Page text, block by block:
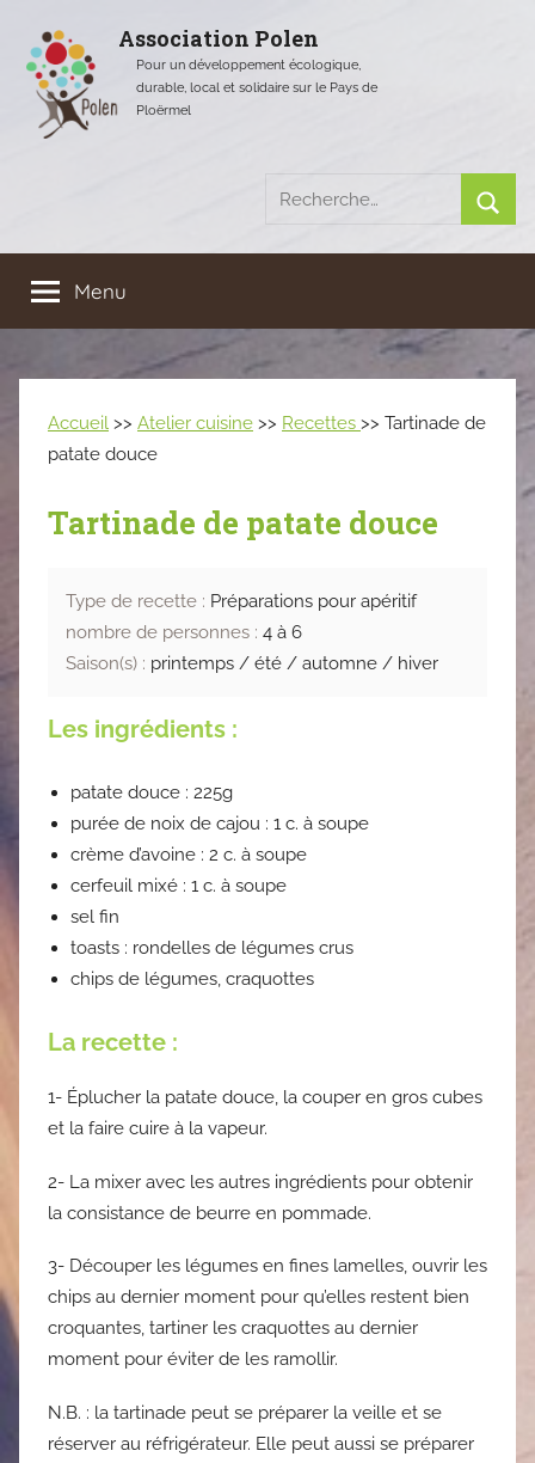
contenu
Association Polen
Pour un développement écologique,
durable, local et solidaire sur le Pays de
Ploërmel
Recherche
:
Menu
Accueil >> Atelier cuisine >> Recettes >> Tartinade de
patate douce
Tartinade de patate douce
Type de recette : Préparations pour apéritif
nombre de personnes : 4 à 6
Saison(s) : printemps / été / automne / hiver
Les ingrédients :
patate douce : 225g
purée de noix de cajou : 1 c. à soupe
crème d’avoine : 2 c. à soupe
cerfeuil mixé : 1 c. à soupe
sel fin
toasts : rondelles de légumes crus
chips de légumes, craquottes
La recette :
1- Éplucher la patate douce, la couper en gros cubes
et la faire cuire à la vapeur.
2- La mixer avec les autres ingrédients pour obtenir
la consistance de beurre en pommade.
3- Découper les légumes en fines lamelles, ouvrir les
chips au dernier moment pour qu’elles restent bien
croquantes, tartiner les craquottes au dernier
moment pour éviter de les ramollir.
N.B. : la tartinade peut se préparer la veille et se
réserver au réfrigérateur. Elle peut aussi se préparer